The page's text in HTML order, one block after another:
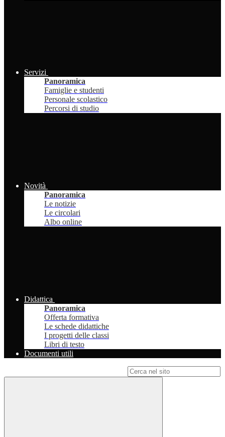
Servizi
Panoramica
Famiglie e studenti
Personale scolastico
Percorsi di studio
Novità
Panoramica
Le notizie
Le circolari
Albo online
Didattica
Panoramica
Offerta formativa
Le schede didattiche
I progetti delle classi
Libri di testo
Documenti utili